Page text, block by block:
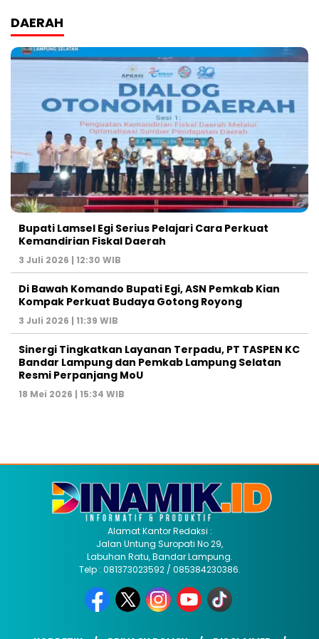
DAERAH
Bupati Lamsel Egi Serius Pelajari Cara Perkuat
Kemandirian Fiskal Daerah
3 Juli 2026 | 12:30 WIB
Di Bawah Komando Bupati Egi, ASN Pemkab Kian
Kompak Perkuat Budaya Gotong Royong
3 Juli 2026 | 11:39 WIB
Sinergi Tingkatkan Layanan Terpadu, PT TASPEN KC
Bandar Lampung dan Pemkab Lampung Selatan
Resmi Perpanjang MoU
18 Mei 2026 | 15:34 WIB
Alamat Kantor Redaksi :
Jalan Untung Suropati No 29,
Labuhan Ratu, Bandar Lampung.
Telp : 081373023592 / 085384230386.